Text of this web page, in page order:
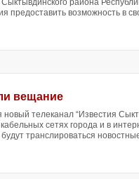
района
предоставить возможность в
вещание
телеканал “Известия
сетях города и в
транслироваться